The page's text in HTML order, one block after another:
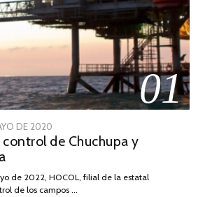
01
DE 2020
DE
2026
de Chuchupa y
de 2022, HOCOL, filial de la estatal
de los campos …